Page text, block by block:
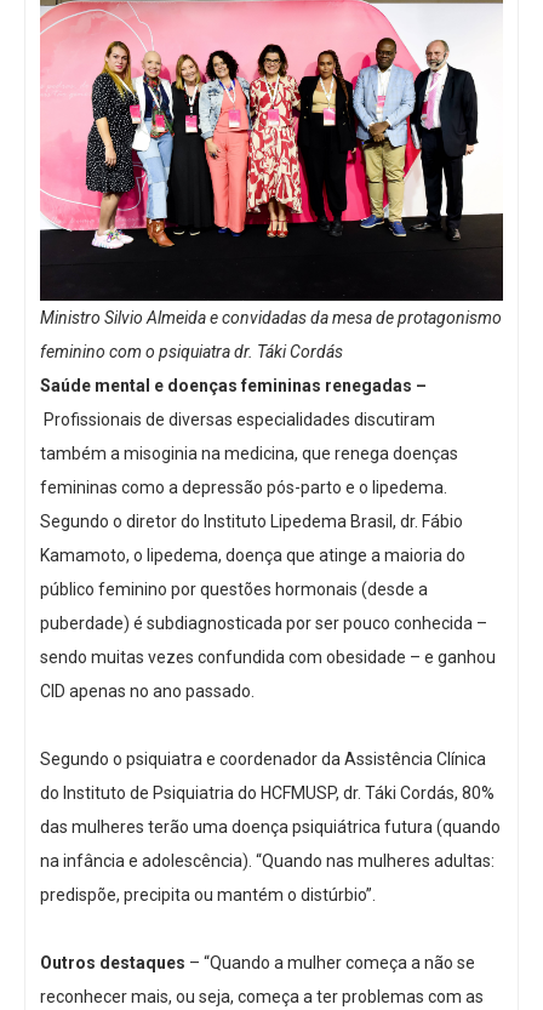
Ministro Silvio Almeida e convidadas da mesa de protagonismo
feminino com o psiquiatra dr. Táki Cordás
Saúde mental e doenças femininas renegadas –
Profissionais de diversas especialidades discutiram
também a misoginia na medicina, que renega doenças
femininas como a depressão pós-parto e o lipedema.
Segundo o diretor do Instituto Lipedema Brasil, dr. Fábio
Kamamoto, o lipedema, doença que atinge a maioria do
público feminino por questões hormonais (desde a
puberdade) é subdiagnosticada por ser pouco conhecida –
sendo muitas vezes confundida com obesidade – e ganhou
CID apenas no ano passado.
Segundo o psiquiatra e coordenador da Assistência Clínica
do Instituto de Psiquiatria do HCFMUSP, dr. Táki Cordás, 80%
das mulheres terão uma doença psiquiátrica futura (quando
na infância e adolescência). “Quando nas mulheres adultas:
predispõe, precipita ou mantém o distúrbio”.
Outros destaques – “Quando a mulher começa a não se
reconhecer mais, ou seja, começa a ter problemas com as